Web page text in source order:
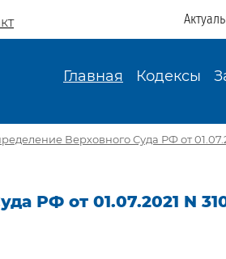
Главная Кодексы
Верховного Суда РФ от
РФ от 01.07.2021 N